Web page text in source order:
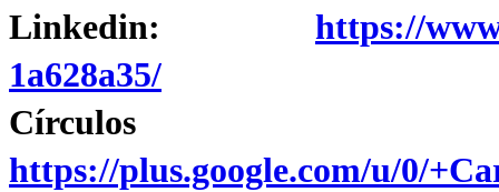
Linkedin: https://
1a628a35/
https://plus.google.com/u/0/